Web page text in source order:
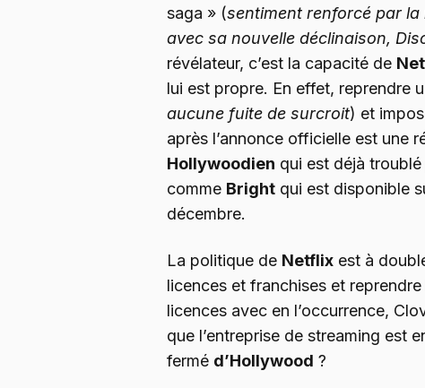
saga » (sentiment renforcé par
avec sa nouvelle déclinaison,
révélateur, c’est la capacité de
lui est propre. En effet, reprendre
aucune fuite de surcroit) et
après l’annonce officielle est une
Hollywoodien qui est déjà
comme Bright qui est disponible
décembre.
La politique de Netflix est à
licences et franchises et
licences avec en l’occurrence,
que l’entreprise de streaming est
fermé d’Hollywood ?